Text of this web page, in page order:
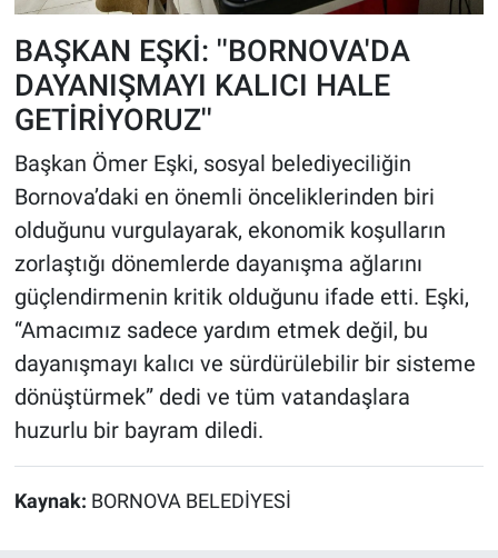
BAŞKAN EŞKİ: ''BORNOVA'DA
DAYANIŞMAYI KALICI HALE
GETİRİYORUZ''
Başkan Ömer Eşki, sosyal belediyeciliğin
Bornova’daki en önemli önceliklerinden biri
olduğunu vurgulayarak, ekonomik koşulların
zorlaştığı dönemlerde dayanışma ağlarını
güçlendirmenin kritik olduğunu ifade etti. Eşki,
“Amacımız sadece yardım etmek değil, bu
dayanışmayı kalıcı ve sürdürülebilir bir sisteme
dönüştürmek” dedi ve tüm vatandaşlara
huzurlu bir bayram diledi.
Kaynak: BORNOVA BELEDİYESİ